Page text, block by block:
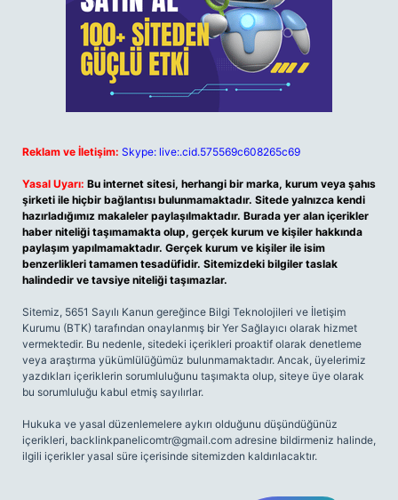
Reklam ve İletişim: Skype: live:.cid.575569c608265c69
Yasal Uyarı: Bu internet sitesi, herhangi bir marka, kurum veya şahıs
şirketi ile hiçbir bağlantısı bulunmamaktadır. Sitede yalnızca kendi
hazırladığımız makaleler paylaşılmaktadır. Burada yer alan içerikler
haber niteliği taşımamakta olup, gerçek kurum ve kişiler hakkında
paylaşım yapılmamaktadır. Gerçek kurum ve kişiler ile isim
benzerlikleri tamamen tesadüfidir. Sitemizdeki bilgiler taslak
halindedir ve tavsiye niteliği taşımazlar.
Sitemiz, 5651 Sayılı Kanun gereğince Bilgi Teknolojileri ve İletişim
Kurumu (BTK) tarafından onaylanmış bir Yer Sağlayıcı olarak hizmet
vermektedir. Bu nedenle, sitedeki içerikleri proaktif olarak denetleme
veya araştırma yükümlülüğümüz bulunmamaktadır. Ancak, üyelerimiz
yazdıkları içeriklerin sorumluluğunu taşımakta olup, siteye üye olarak
bu sorumluluğu kabul etmiş sayılırlar.
Hukuka ve yasal düzenlemelere aykırı olduğunu düşündüğünüz
içerikleri, backlinkpanelicomtr@gmail.com adresine bildirmeniz halinde,
ilgili içerikler yasal süre içerisinde sitemizden kaldırılacaktır.